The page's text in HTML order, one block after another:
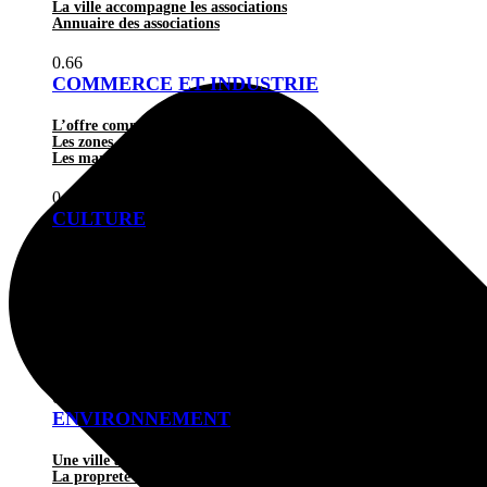
La ville accompagne les associations
Annuaire des associations
COMMERCE ET INDUSTRIE
L’offre commerçante
Les zones d’activités autour de Sens
Les marchés
CULTURE
Le Conservatoire à Rayonnement Intercommunal Musique,
ENVIRONNEMENT
Une ville au service de la biodiversité
La propreté urbaine